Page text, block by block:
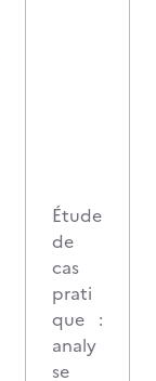
Étude
de
cas
prati
que :
analy
se